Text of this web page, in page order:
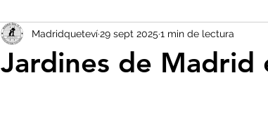
Jardines de Madrid
Madridqueteví29 sept 2025 1 min de lectura